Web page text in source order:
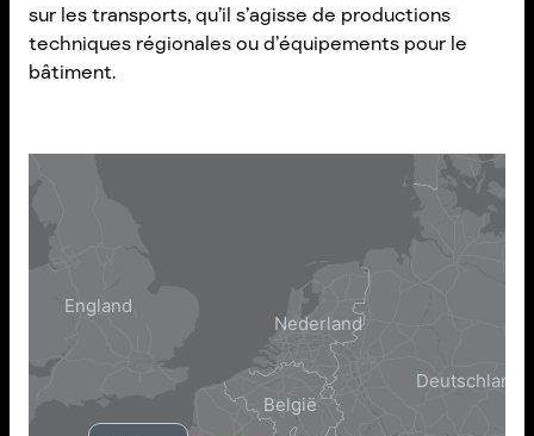
sur les transports, qu’il s’agisse de productions
techniques régionales ou d’équipements pour le
bâtiment.